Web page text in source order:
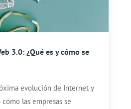
3.0: ¿Qué es y cómo se
evolución de Internet y
las empresas se